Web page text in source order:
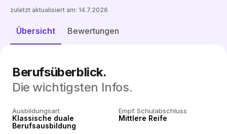
Übersicht Bewertungen
zuletzt aktualisiert am: 14.7.2026
Berufsüberblick.
Die wichtigsten Infos.
Ausbildungsart
Klassische duale
Berufsausbildung
Empf. Schulabschluss
Mittlere Reife